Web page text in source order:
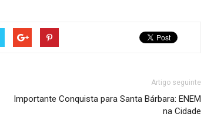
Artigo seguinte
Importante Conquista para Santa Bárbara: ENEM
na Cidade